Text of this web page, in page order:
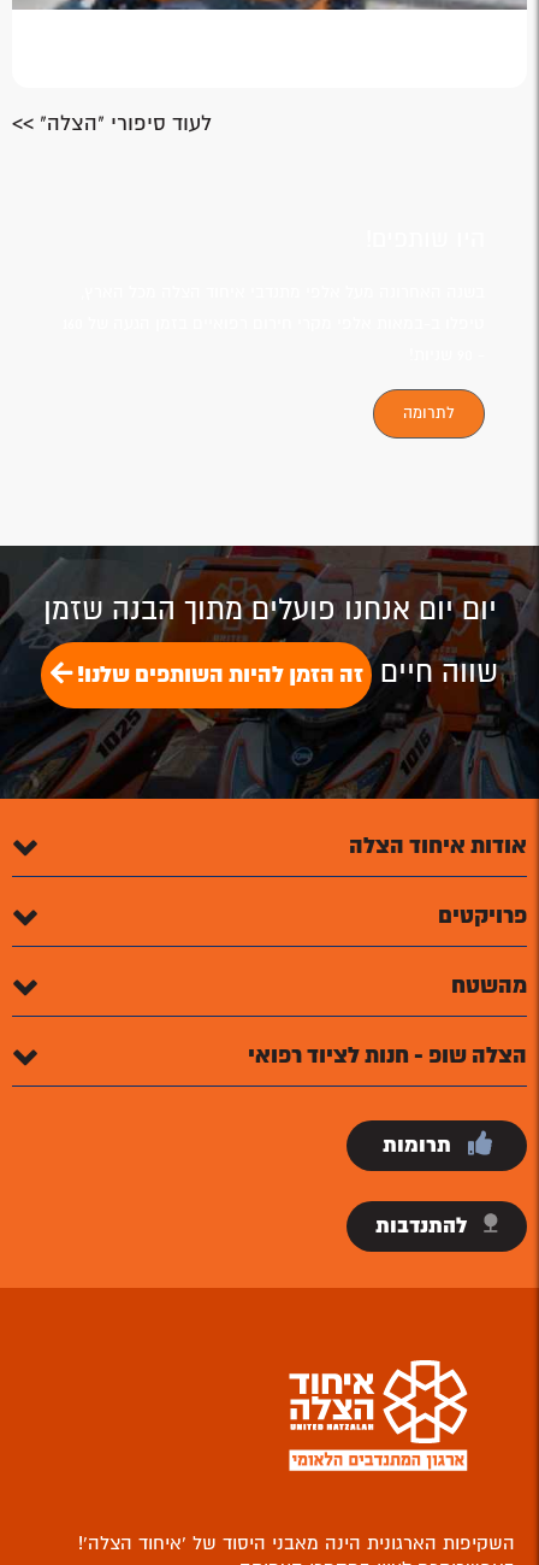
לעוד סיפורי "הצלה" >>
לתרומה
זה תלוי בך!
יום יום אנחנו פועלים מתוך הבנה שזמן
שווה חיים זה הזמן להיות השותפים שלנו!
אודות איחוד הצלה
פרויקטים
מהשטח
הצלה שופ - חנות לציוד רפואי
תרומות
להתנדבות
השקיפות הארגונית הינה מאבני היסוד של ‘איחוד הצלה’!